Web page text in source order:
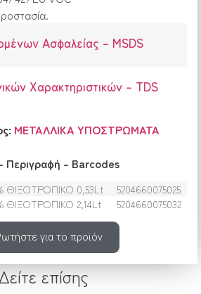
Ασφαλείας – MSDS
Xαρακτηριστικών – TDS
ΜΕΤΑΛΛΙΚΑ ΥΠΟΣΤΡΩΜΑΤΑ
Περιγραφή – Barcodes
ΘΙΞΟΤΡΟΠΙΚΟ 0,53Lt
5204660075025
ΘΙΞΟΤΡΟΠΙΚΟ 2,14Lt 5204660075032
για το προϊόν
επίσης